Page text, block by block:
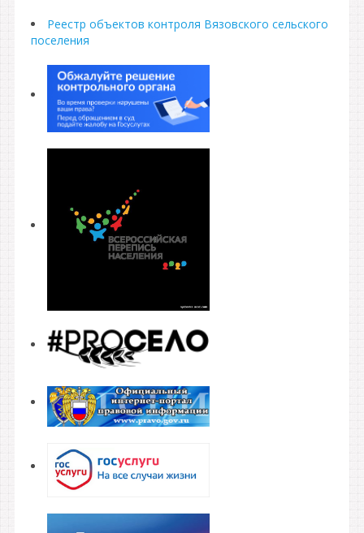
Реестр объектов контроля Вязовского сельского
поселения